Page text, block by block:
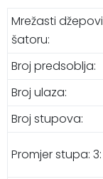
Mrežasti
šatoru:
Broj predsoblja:
Broj ulaza:
Broj stupova:
Promjer stupa: 3: